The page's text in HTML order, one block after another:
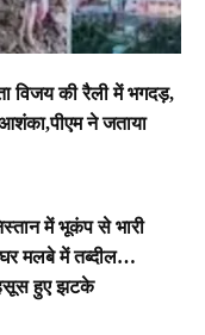
विजय की रैली में भगदड़,
ने जताया
में भूकंप से भारी
घर मलबे में तब्दील…
हुए झटके